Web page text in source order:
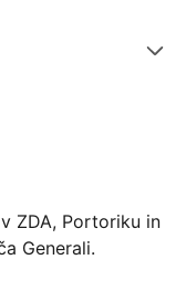
platforme
ZDA, Portoriku in
Generali.